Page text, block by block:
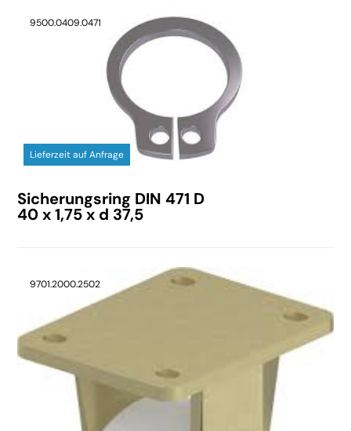
9500.0409.0471
Lieferzeit auf Anfrage
Sicherungsring DIN 471 D
40 x 1,75 x d 37,5
9701.2000.2502